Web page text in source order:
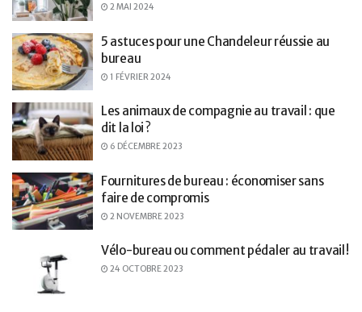
2 MAI 2024
5 astuces pour une Chandeleur réussie au
bureau
1 FÉVRIER 2024
Les animaux de compagnie au travail : que
dit la loi ?
6 DÉCEMBRE 2023
Fournitures de bureau : économiser sans
faire de compromis
2 NOVEMBRE 2023
Vélo-bureau ou comment pédaler au travail !
24 OCTOBRE 2023